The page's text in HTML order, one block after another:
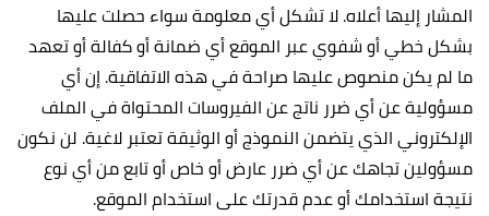
المشار إليها أعلاه. لا تشكل أي معلومة سواء حصلت عليها
بشكل خطي أو شفوي عبر الموقع أي ضمانة أو كفالة أو تعهد
ما لم يكن منصوص عليها صراحة في هذه الاتفاقية. إن أي
مسؤولية عن أي ضرر ناتج عن الفيروسات المحتواة في الملف
الإلكتروني الذي يتضمن النموذج أو الوثيقة تعتبر لاغية. لن نكون
مسؤولين تجاهك عن أي ضرر عارض أو خاص أو تابع من أي نوع
نتيجة استخدامك أو عدم قدرتك على استخدام الموقع.